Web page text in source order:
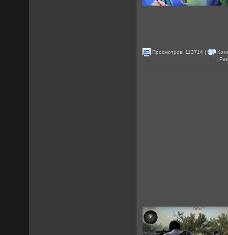
Просмотров: 113714|
|